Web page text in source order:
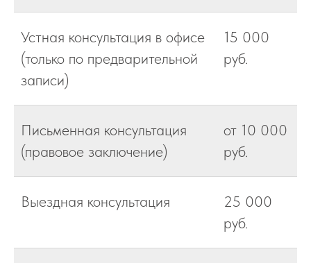
Устная консультация в офисе
(только по предварительной
записи)
15 000
руб.
Письменная консультация
(правовое заключение)
от 10 000
руб.
Выездная консультация
25 000
руб.